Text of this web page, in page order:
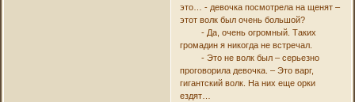
это… - девочка посмотрела на щенят –
этот волк был очень большой?
- Да, очень огромный. Таких
громадин я никогда не встречал.
- Это не волк был – серьезно
проговорила девочка. – Это варг,
гигантский волк. На них еще орки
ездят…